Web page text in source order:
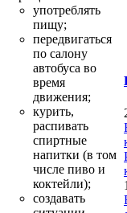
употреблять
пищу;
передвигаться
по салону
автобуса во
время
движения;
курить,
распивать
спиртные
напитки (в том
числе пиво и
коктейли);
создавать